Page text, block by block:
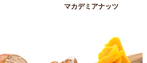
マカデミアナッツ